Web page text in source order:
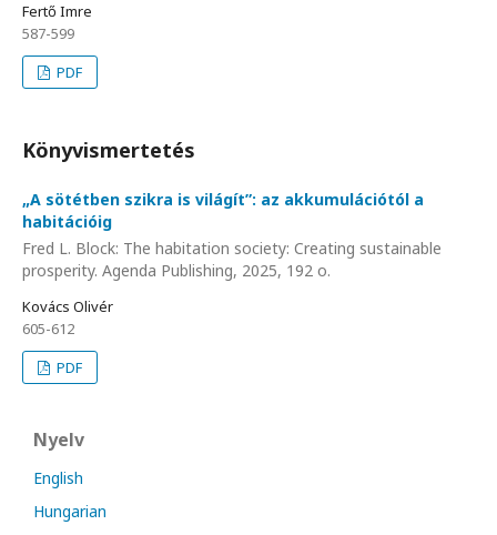
Fertő Imre
587-599
PDF
Könyvismertetés
„A sötétben szikra is világít”: az akkumulációtól a
habitációig
Fred L. Block: The habitation society: Creating sustainable
prosperity. Agenda Publishing, 2025, 192 o.
Kovács Olivér
605-612
PDF
Nyelv
English
Hungarian